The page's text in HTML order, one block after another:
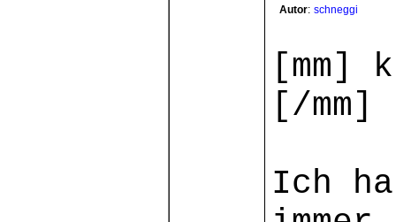
Autor: schneggi
[mm]
[/mm]
Ich